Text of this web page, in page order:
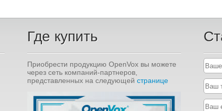
Где купить
Приобрести продукцию OpenVox вы можете
через сеть компаний-партнеров,
представленных на следующей странице